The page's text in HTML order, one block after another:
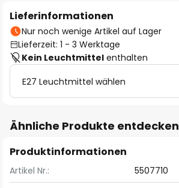
Lieferinformationen
Nur noch wenige Artikel auf Lager
Lieferzeit: 1 - 3 Werktage
Kein Leuchtmittel enthalten
E27 Leuchtmittel wählen
Ähnliche Produkte entdecken
Produktinformationen
Artikel Nr.: 5507710